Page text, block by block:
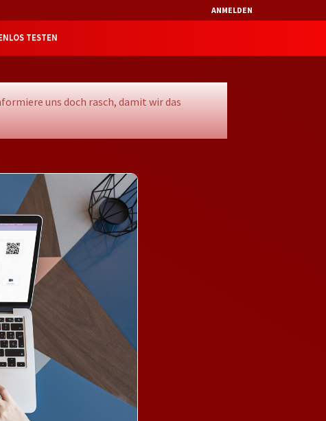
ANMELDEN
TESTEN
uns doch rasch, damit wir das